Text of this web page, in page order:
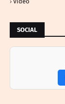
SOCIAL